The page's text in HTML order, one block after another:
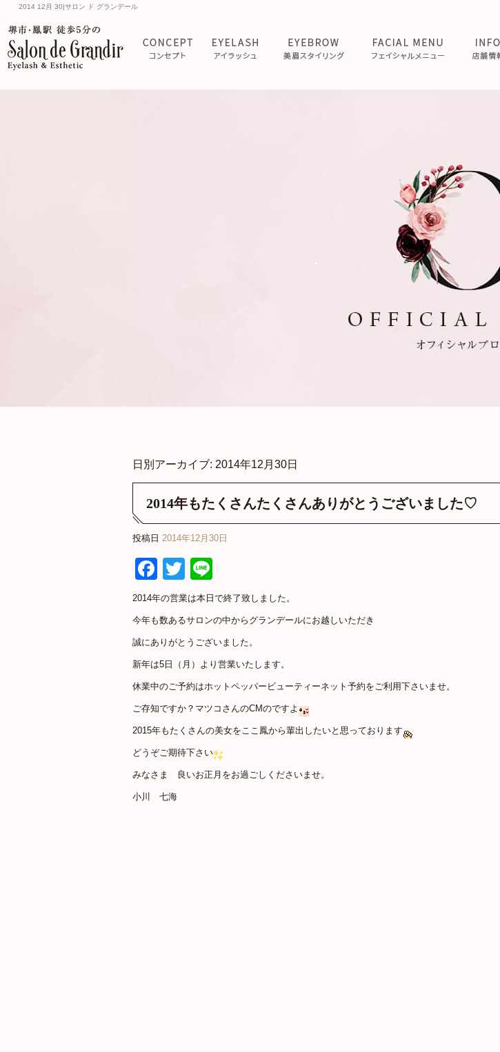
2014 12月 30|サロン ド グランデール
日別アーカイブ: 2014年12月30日
2014年もたくさんたくさんありがとうございました♡
投稿日 2014年12月30日
Facebook
Twitter
2014年の営業は本日で終了致しました。
今年も数あるサロンの中からグランデールにお越しいただき
誠にありがとうございました。
新年は5日（月）より営業いたします。
休業中のご予約はホットペッパービューティーネット予約をご利用下さいませ。
ご存知ですか？マツコさんのCMのですよ
2015年もたくさんの美女をここ鳳から輩出したいと思っております
どうぞご期待下さい
みなさま 良いお正月をお過ごしくださいませ。
小川 七海